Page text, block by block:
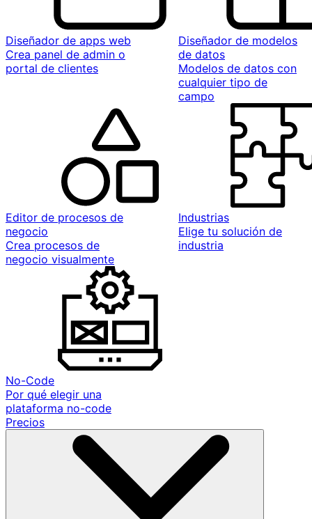
Diseñador de apps web
Crea panel de admin o
portal de clientes
Diseñador de modelos
de datos
Modelos de datos con
cualquier tipo de
campo
Editor de procesos de
negocio
Crea procesos de
negocio visualmente
Industrias
Elige tu solución de
industria
No-Code
Por qué elegir una
plataforma no-code
Precios